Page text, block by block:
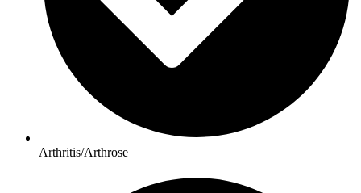
Arthritis/Arthrose